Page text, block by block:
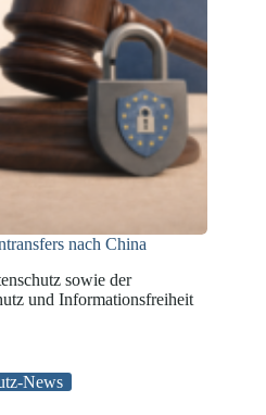
nach China
sowie der
und Informationsfreiheit
News